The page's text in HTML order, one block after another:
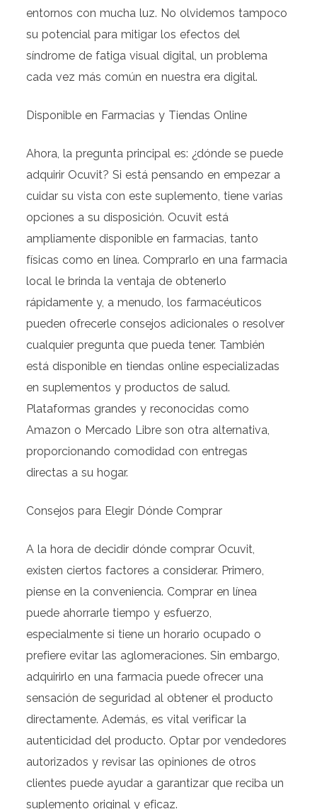
entornos con mucha luz. No olvidemos tampoco
su potencial para mitigar los efectos del
síndrome de fatiga visual digital, un problema
cada vez más común en nuestra era digital.
Disponible en Farmacias y Tiendas Online
Ahora, la pregunta principal es: ¿dónde se puede
adquirir Ocuvit? Si está pensando en empezar a
cuidar su vista con este suplemento, tiene varias
opciones a su disposición. Ocuvit está
ampliamente disponible en farmacias, tanto
físicas como en línea. Comprarlo en una farmacia
local le brinda la ventaja de obtenerlo
rápidamente y, a menudo, los farmacéuticos
pueden ofrecerle consejos adicionales o resolver
cualquier pregunta que pueda tener. También
está disponible en tiendas online especializadas
en suplementos y productos de salud.
Plataformas grandes y reconocidas como
Amazon o Mercado Libre son otra alternativa,
proporcionando comodidad con entregas
directas a su hogar.
Consejos para Elegir Dónde Comprar
A la hora de decidir dónde comprar Ocuvit,
existen ciertos factores a considerar. Primero,
piense en la conveniencia. Comprar en línea
puede ahorrarle tiempo y esfuerzo,
especialmente si tiene un horario ocupado o
prefiere evitar las aglomeraciones. Sin embargo,
adquirirlo en una farmacia puede ofrecer una
sensación de seguridad al obtener el producto
directamente. Además, es vital verificar la
autenticidad del producto. Optar por vendedores
autorizados y revisar las opiniones de otros
clientes puede ayudar a garantizar que reciba un
suplemento original y eficaz.